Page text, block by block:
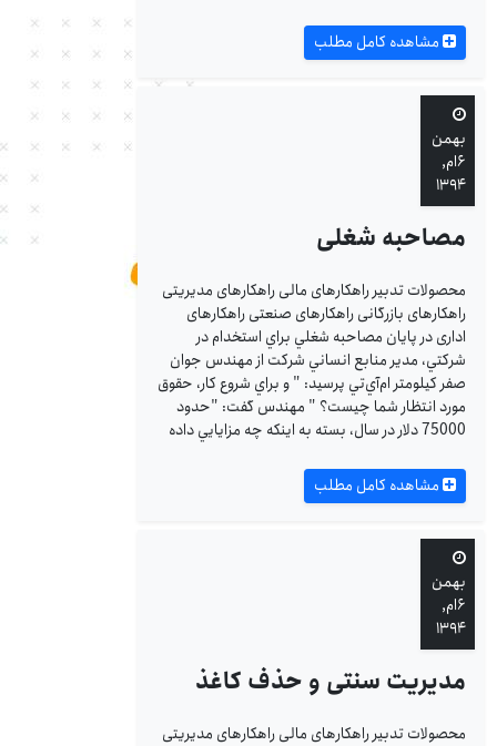
مشاهده کامل مطلب
بهمن
۶ام,
۱۳۹۴
مصاحبه شغلی
محصولات تدبیر راهکارهای مالی راهکارهای مدیریتی
راهکارهای بازرگانی راهکارهای صنعتی راهکارهای
اداری در پايان مصاحبه شغلي براي استخدام در
شركتي، مدير منابع انساني شركت از مهندس جوان
صفر كيلومتر ام‌آي‌تي پرسيد: " و براي شروع كار، حقوق
مورد انتظار شما چيست؟ " مهندس گفت: "حدود
75000 دلار در سال، بسته به اينكه چه مزايايي داده
مشاهده کامل مطلب
بهمن
۶ام,
۱۳۹۴
مدیریت سنتی و حذف کاغذ
محصولات تدبیر راهکارهای مالی راهکارهای مدیریتی